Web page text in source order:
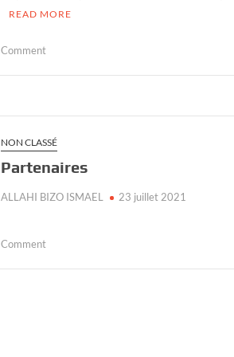
READ MORE
Commenton
Terrain
sur
l’Autonomisation
des
NON CLASSÉ
Partenaires
ALLAHI BIZO ISMAEL 23 juillet 2021
Commenton